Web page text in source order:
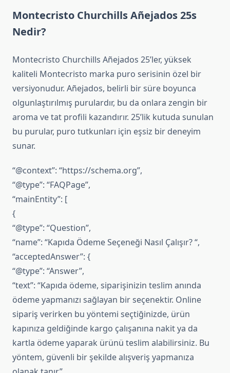
Montecristo Churchills Añejados 25s
Nedir?
Montecristo Churchills Añejados 25’ler, yüksek
kaliteli Montecristo marka puro serisinin özel bir
versiyonudur. Añejados, belirli bir süre boyunca
olgunlaştırılmış purulardır, bu da onlara zengin bir
aroma ve tat profili kazandırır. 25’lik kutuda sunulan
bu purular, puro tutkunları için eşsiz bir deneyim
sunar.
“@context”: “https://schema.org”,
“@type”: “FAQPage”,
“mainEntity”: [
{
“@type”: “Question”,
“name”: “Kapıda Ödeme Seçeneği Nasıl Çalışır? “,
“acceptedAnswer”: {
“@type”: “Answer”,
“text”: “Kapıda ödeme, siparişinizin teslim anında
ödeme yapmanızı sağlayan bir seçenektir. Online
sipariş verirken bu yöntemi seçtiğinizde, ürün
kapınıza geldiğinde kargo çalışanına nakit ya da
kartla ödeme yaparak ürünü teslim alabilirsiniz. Bu
yöntem, güvenli bir şekilde alışveriş yapmanıza